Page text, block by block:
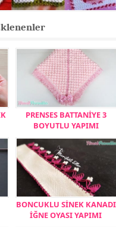
PRENSES BATTANİYE 3
BOYUTLU YAPIMI
BONCUKLU SİNEK KANADI
İĞNE OYASI YAPIMI